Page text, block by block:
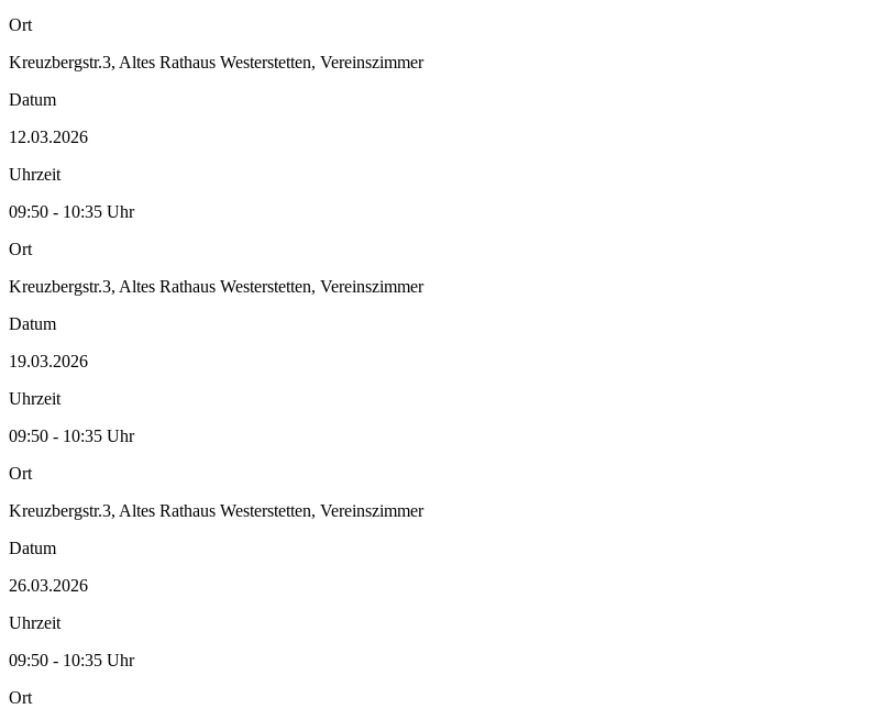
Ort
Kreuzbergstr.3, Altes Rathaus Westerstetten, Vereinszimmer
Datum
12.03.2026
Uhrzeit
09:50 - 10:35 Uhr
Ort
Kreuzbergstr.3, Altes Rathaus Westerstetten, Vereinszimmer
Datum
19.03.2026
Uhrzeit
09:50 - 10:35 Uhr
Ort
Kreuzbergstr.3, Altes Rathaus Westerstetten, Vereinszimmer
Datum
26.03.2026
Uhrzeit
09:50 - 10:35 Uhr
Ort